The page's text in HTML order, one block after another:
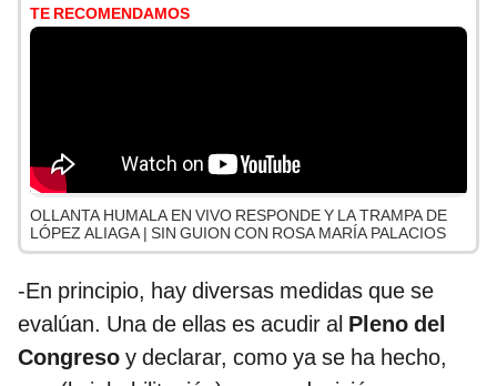
TE RECOMENDAMOS
OLLANTA HUMALA EN VIVO RESPONDE Y LA TRAMPA DE
LÓPEZ ALIAGA | SIN GUION CON ROSA MARÍA PALACIOS
-En principio, hay diversas medidas que se
evalúan. Una de ellas es acudir al Pleno del
Congreso y declarar, como ya se ha hecho,